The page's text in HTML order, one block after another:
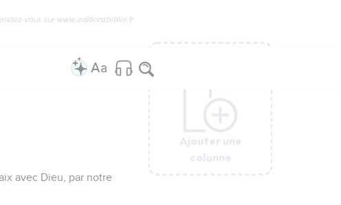
Ajouter une
colonne
vous sur www.editionsbiblio.fr
Ajouter une
colonne
avec Dieu, par notre
Ajouter une
colonne
Ajouter une
colonne
Ajouter une
colonne
Ajouter une
colonne